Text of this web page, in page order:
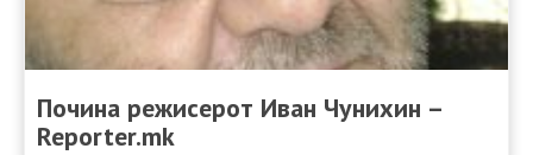
Почина режисерот Иван Чунихин –
Reporter.mk